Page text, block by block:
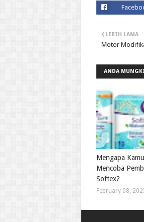
LEBIH LAMA
Motor
ANDA
Mengapa
Mencoba
Softex?
February 08,